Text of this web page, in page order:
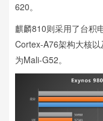
620。
麒麟810则采用了台积
Cortex-A76架构大核
为Mali-G52。